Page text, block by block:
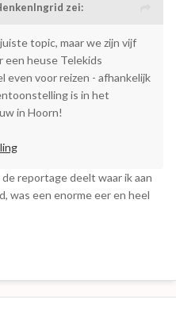
zei:
topic, maar we zijn vijf
een heuse Telekids
voor reizen - afhankelijk
is in het
in Hoorn!
reportage deelt waar ik aan
was een enorme eer en heel